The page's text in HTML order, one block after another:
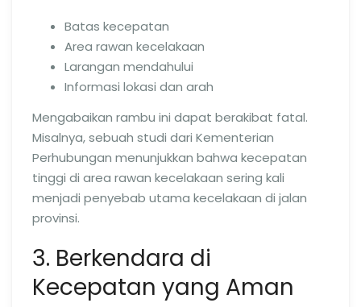
Batas kecepatan
Area rawan kecelakaan
Larangan mendahului
Informasi lokasi dan arah
Mengabaikan rambu ini dapat berakibat fatal.
Misalnya, sebuah studi dari Kementerian
Perhubungan menunjukkan bahwa kecepatan
tinggi di area rawan kecelakaan sering kali
menjadi penyebab utama kecelakaan di jalan
provinsi.
3. Berkendara di
Kecepatan yang Aman